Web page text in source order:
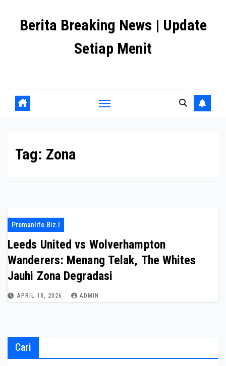
Berita Breaking News | Update
Setiap Menit
Tag: Zona
Premanlife.biz.i
Leeds United vs Wolverhampton
Wanderers: Menang Telak, The Whites
Jauhi Zona Degradasi
APRIL 18, 2026 ADMIN
Cari